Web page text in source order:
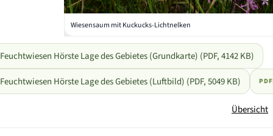
Wiesensaum mit Kuckucks-Lichtnelken
Feuchtwiesen Hörste Lage des Gebietes (Grundkarte) (PDF, 4142 KB)
Feuchtwiesen Hörste Lage des Gebietes (Luftbild) (PDF, 5049 KB) PDF
Übersicht